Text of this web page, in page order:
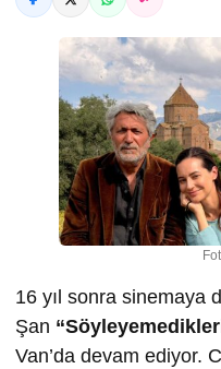
16 yıl sonra sinemaya
Şan
Van’da devam ediyor.